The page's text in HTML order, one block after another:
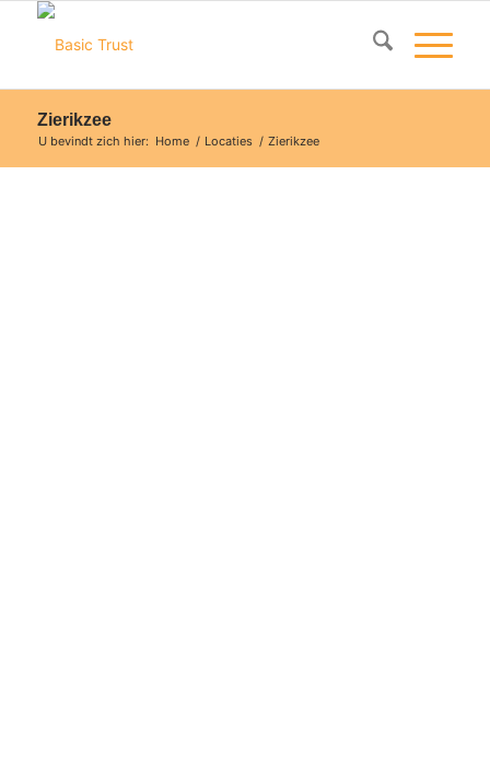
Zierikzee
U bevindt zich hier: Home / Locaties / Zierikzee